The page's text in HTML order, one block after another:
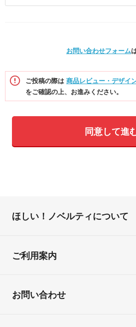
お問い合わせフォーム
ご投稿の際は 商品レビュー・デザイ
をご確認の上、お進みください。
同意して進
ほしい！ノベルティについて
ご利用案内
お問い合わせ